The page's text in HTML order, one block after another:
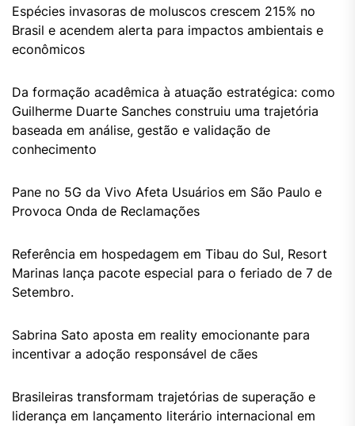
Espécies invasoras de moluscos crescem 215% no
Brasil e acendem alerta para impactos ambientais e
econômicos
Da formação acadêmica à atuação estratégica: como
Guilherme Duarte Sanches construiu uma trajetória
baseada em análise, gestão e validação de
conhecimento
Pane no 5G da Vivo Afeta Usuários em São Paulo e
Provoca Onda de Reclamações
Referência em hospedagem em Tibau do Sul, Resort
Marinas lança pacote especial para o feriado de 7 de
Setembro.
Sabrina Sato aposta em reality emocionante para
incentivar a adoção responsável de cães
Brasileiras transformam trajetórias de superação e
liderança em lançamento literário internacional em